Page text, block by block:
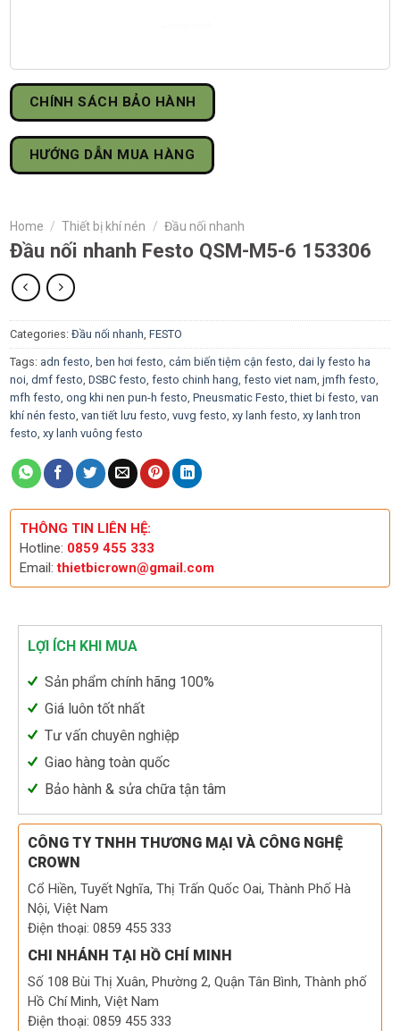
CHÍNH SÁCH BẢO HÀNH
HƯỚNG DẪN MUA HÀNG
Home / Thiết bị khí nén / Đầu nối nhanh
Đầu nối nhanh Festo QSM-M5-6 153306
Categories: Đầu nối nhanh, FESTO
Tags: adn festo, ben hơi festo, cảm biến tiệm cận festo, dai ly festo ha
noi, dmf festo, DSBC festo, festo chinh hang, festo viet nam, jmfh festo,
mfh festo, ong khi nen pun-h festo, Pneusmatic Festo,thiet bi festo, van
khí nén festo, van tiết lưu festo, vuvg festo, xy lanh festo, xy lanh tron
festo, xy lanh vuông festo
THÔNG TIN LIÊN HỆ:
Hotline: 0859 455 333
Email:thietbicrown@gmail.com
LỢI ÍCH KHI MUA
Sản phẩm chính hãng 100%
Giá luôn tốt nhất
Tư vấn chuyên nghiệp
Giao hàng toàn quốc
Bảo hành & sửa chữa tận tâm
CÔNG TY TNHH THƯƠNG MẠI VÀ CÔNG NGHỆ
CROWN
Cổ Hiền, Tuyết Nghĩa, Thị Trấn Quốc Oai, Thành Phố Hà
Nội, Việt Nam
Điện thoại: 0859 455 333
CHI NHÁNH TẠI HỒ CHÍ MINH
Số 108 Bùi Thị Xuân, Phường 2, Quận Tân Bình, Thành phố
Hồ Chí Minh, Việt Nam
Điện thoại: 0859 455 333